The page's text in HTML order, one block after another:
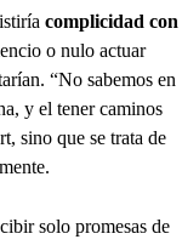
complicidad con
o nulo actuar
“No sabemos en
y el tener caminos
sino que se trata de
solo promesas de